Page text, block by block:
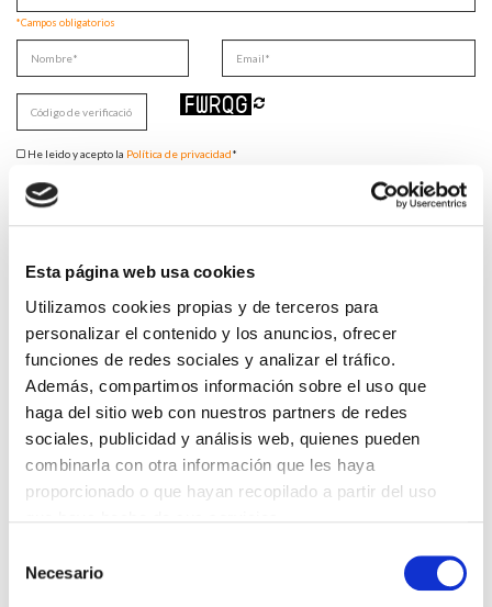
Esta página web usa cookies
Utilizamos cookies propias y de terceros para
personalizar el contenido y los anuncios, ofrecer
funciones de redes sociales y analizar el tráfico.
Además, compartimos información sobre el uso que
haga del sitio web con nuestros partners de redes
sociales, publicidad y análisis web, quienes pueden
combinarla con otra información que les haya
proporcionado o que hayan recopilado a partir del uso
Necesario
*Campos obligatorios
He leido y acepto la Política de privacidad*
LABOR DE LOS TUTORES DE RESIDENTES
06/08/2026
LA ALIANZA MÉDICA POR LA SALUD PLANETARIA SE ADHIERE
AL PACTO DE ESTADO FRENTE A LA EMERGENCIA CLIMÁTICA
03/08/2026
PREMIOS DE LA REAL ACADEMIA DE MEDICINA DE GALICIA
2026
31/07/2026